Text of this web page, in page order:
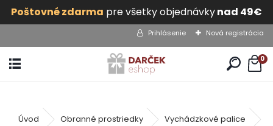
Poštovné zdarma pre všetky objednávkynad 49€
Prihlásenie Nová registrácia
0
Úvod Obranné prostriedky Vychádzkové palice